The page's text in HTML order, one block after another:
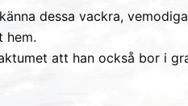
dessa vackra,
hem.
att han också bor i